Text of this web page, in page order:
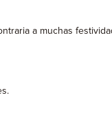
a muchas